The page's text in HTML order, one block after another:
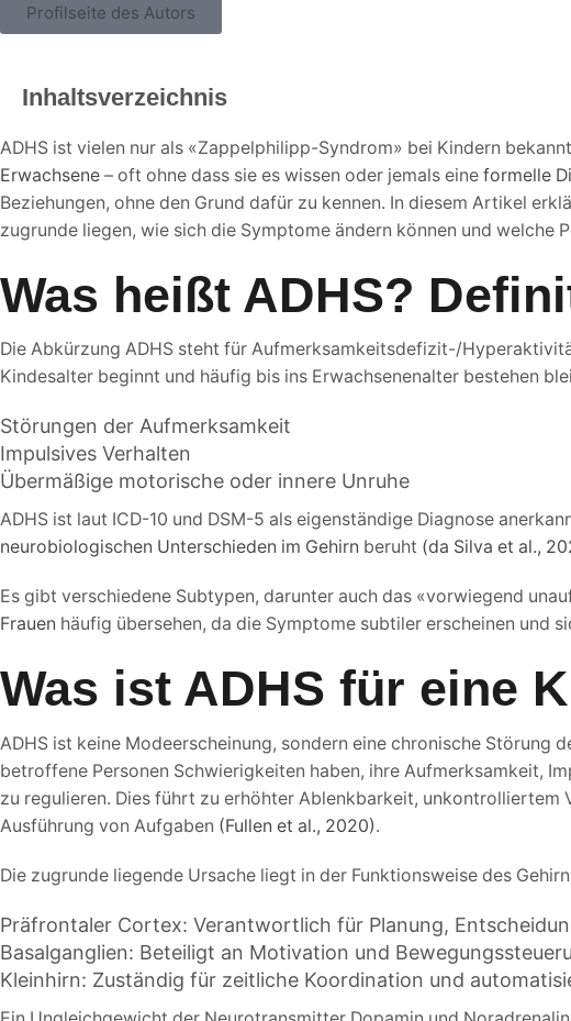
Profilseite des Autors
Inhaltsverzeichnis
ADHS ist vielen nur als «Zappelphilipp-Syndrom» bei Kindern
Erwachsene – oft ohne dass sie es wissen oder jemals eine formelle
Beziehungen, ohne den Grund dafür zu kennen. In diesem Artikel
zugrunde liegen, wie sich die Symptome ändern können und welche
Was heißt ADHS?
Die Abkürzung ADHS steht für Aufmerksamkeitsdefizit-/
Kindesalter beginnt und häufig bis ins Erwachsenenalter bestehen
Störungen der Aufmerksamkeit
Impulsives Verhalten
Übermäßige motorische oder innere Unruhe
ADHS ist laut ICD-10 und DSM-5 als eigenständige Diagnose
neurobiologischen Unterschieden im Gehirn beruht (da Silva et al.,
Es gibt verschiedene Subtypen, darunter auch das «vorwiegend
Frauen häufig übersehen, da die Symptome subtiler erscheinen und
Was ist ADHS für eine
ADHS ist keine Modeerscheinung, sondern eine chronische Störung
betroffene Personen Schwierigkeiten haben, ihre Aufmerksamkeit,
zu regulieren. Dies führt zu erhöhter Ablenkbarkeit, unkontrolliertem
Ausführung von Aufgaben (Fullen et al., 2020).
Die zugrunde liegende Ursache liegt in der Funktionsweise des
Präfrontaler Cortex: Verantwortlich für Planung,
Basalganglien: Beteiligt an Motivation und
Kleinhirn: Zuständig für zeitliche Koordination und